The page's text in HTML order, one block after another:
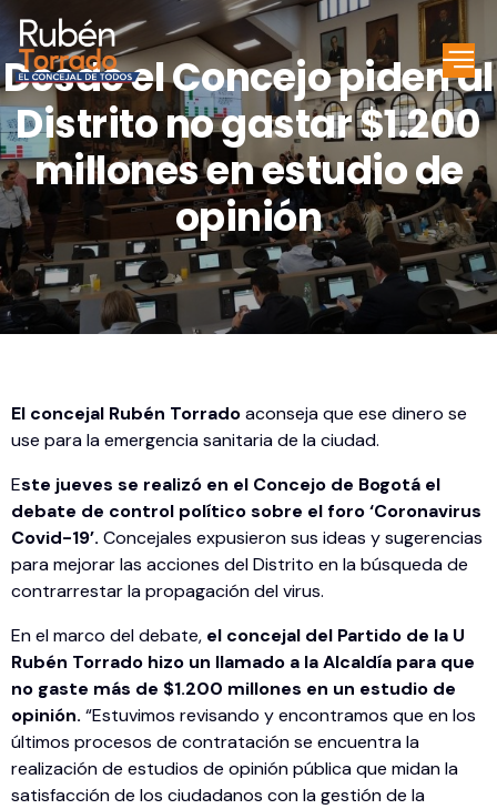
Desde el Concejo piden al
Distrito no gastar $1.200
millones en estudio de
opinión
El concejal Rubén Torradoaconseja que ese dinero se
use para la emergencia sanitaria de la ciudad.
Este jueves se realizó en el Concejo de Bogotá el
debate de control político sobre el foro ‘Coronavirus
Covid-19’. Concejales expusieron sus ideas y sugerencias
para mejorar las acciones del Distrito en la búsqueda de
contrarrestar la propagación del virus.
En el marco del debate, el concejal del Partido de la U
Rubén Torrado hizo un llamado a la Alcaldía para que
no gaste más de $1.200 millones en un estudio de
opinión. “Estuvimos revisando y encontramos que en los
últimos procesos de contratación se encuentra la
realización de estudios de opinión pública que midan la
satisfacción de los ciudadanos con la gestión de la